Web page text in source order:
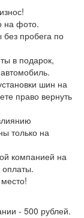
на фото.
пробега по
в подарок,
шин на
право вернуть
только на
компанией на
- 500 рублей.